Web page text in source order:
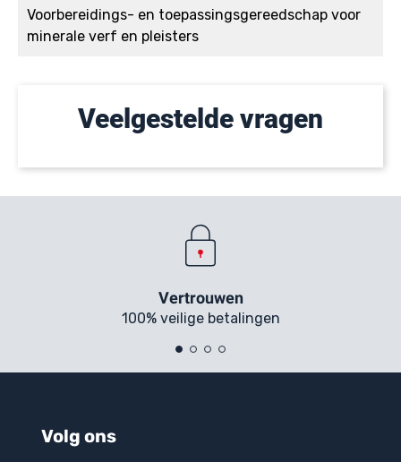
Voorbereidings- en toepassingsgereedschap voor
minerale verf en pleisters
Veelgestelde vragen
Vertrouwen
100% veilige betalingen
Volg ons